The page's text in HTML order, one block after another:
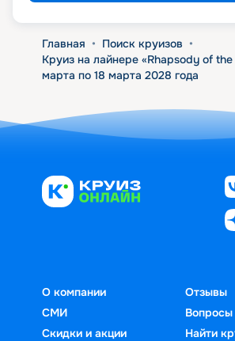
Главная • Поиск круизов •
Круиз на лайнере «Rhapsody of the
марта по 18 марта 2028 года
О компании
СМИ
Скидки и акции
Отзывы
Вопросы
Найти